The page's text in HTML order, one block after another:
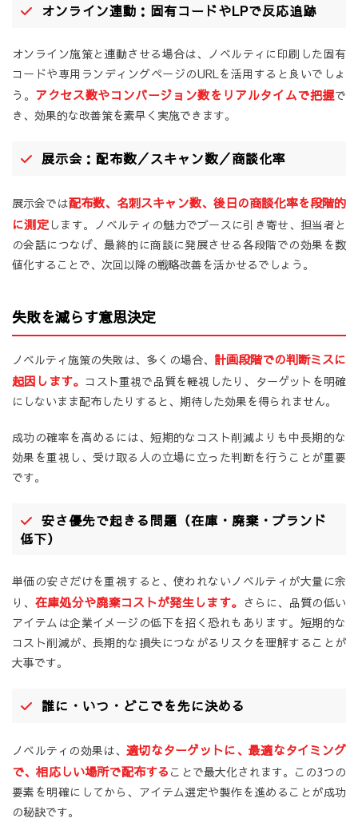
オンライン連動：固有コードやLPで反応追跡
オンライン施策と連動させる場合は、ノベルティに印刷した固有
コードや専用ランディングページのURLを活用すると良いでしょ
う。 アクセス数やコンバージョン数をリアルタイムで把握で
き、効果的な改善策を素早く実施できます。
展示会：配布数／スキャン数／商談化率
展示会では配布数、名刺スキャン数、後日の商談化率を段階的
に測定します。ノベルティの魅力でブースに引き寄せ、担当者と
の会話につなげ、最終的に商談に発展させる各段階での効果を数
値化することで、次回以降の戦略改善を活かせるでしょう。
失敗を減らす意思決定
ノベルティ施策の失敗は、多くの場合、 計画段階での判断ミスに
起因します。 コスト重視で品質を軽視したり、ターゲットを明確
にしないまま配布したりすると、期待した効果を得られません。
成功の確率を高めるには、短期的なコスト削減よりも中長期的な
効果を重視し、受け取る人の立場に立った判断を行うことが重要
です。
安さ優先で起きる問題（在庫・廃棄・ブランド
低下）
単価の安さだけを重視すると、使われないノベルティが大量に余
り、 在庫処分や廃棄コストが発生します。 さらに、品質の低い
アイテムは企業イメージの低下を招く恐れもあります。短期的な
コスト削減が、長期的な損失につながるリスクを理解することが
大事です。
誰に・いつ・どこでを先に決める
ノベルティの効果は、 適切なターゲットに、最適なタイミング
で、相応しい場所で配布する ことで最大化されます。この3つの
要素を明確にしてから、アイテム選定や製作を進めることが成功
の秘訣です。